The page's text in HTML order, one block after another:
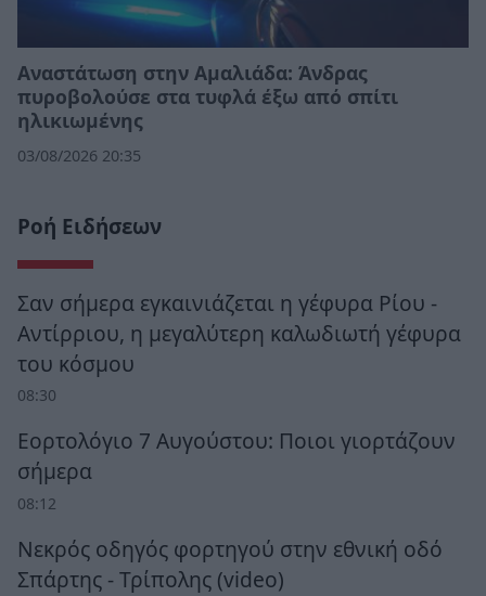
Αναστάτωση στην Αμαλιάδα: Άνδρας
πυροβολούσε στα τυφλά έξω από σπίτι
ηλικιωμένης
03/08/2026 20:35
Ροή Ειδήσεων
Σαν σήμερα εγκαινιάζεται η γέφυρα Ρίου -
Αντίρριου, η μεγαλύτερη καλωδιωτή γέφυρα
του κόσμου
08:30
Εορτολόγιο 7 Αυγούστου: Ποιοι γιορτάζουν
σήμερα
08:12
Νεκρός οδηγός φορτηγού στην εθνική οδό
Σπάρτης - Τρίπολης (video)